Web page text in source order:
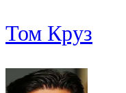
Том Круз